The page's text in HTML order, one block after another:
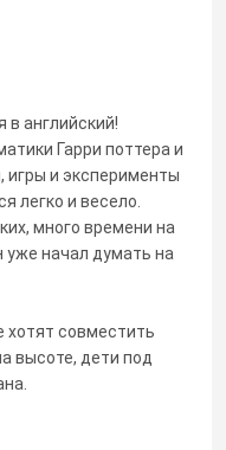
в английский!
Гарри поттера и
игры и эксперименты
легко и весело.
много времени на
уже начал думать на
хотят совместить
высоте, дети под